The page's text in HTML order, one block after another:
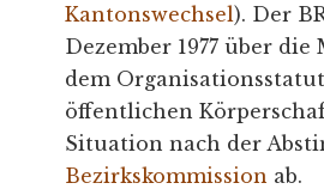
Kantonswechsel). Der
Dezember 1977 über
dem
öffentlichen
Situation nach der
Bezirkskommission ab.